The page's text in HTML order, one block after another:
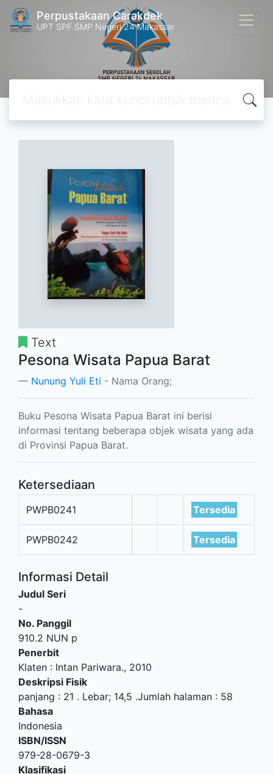
Perpustakaan Carakdek
UPT SPF SMP Negeri 24 Makassar
Text
Pesona Wisata Papua Barat
Nunung Yuli Eti - Nama Orang;
Buku Pesona Wisata Papua Barat ini berisi
informasi tentang beberapa objek wisata yang ada
di Provinsi Papua Barat.
Ketersediaan
PWPB0241 Tersedia
PWPB0242 Tersedia
Informasi Detail
Judul Seri
-
No. Panggil
910.2 NUN p
Penerbit
Klaten : Intan Pariwara., 2010
Deskripsi Fisik
panjang : 21 . Lebar; 14,5 .Jumlah halaman : 58
Bahasa
Indonesia
ISBN/ISSN
979-28-0679-3
Klasifikasi